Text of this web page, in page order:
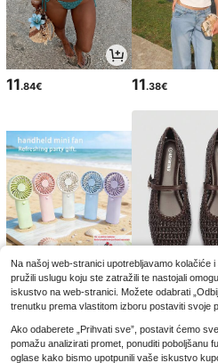
11.84€ 11.38€
4.32€ 17.80€
Na našoj web-stranici upotrebljavamo kolačiće
pružili uslugu koju ste zatražili te nastojali
iskustvo na web-stranici. Možete odabrati
trenutku prema vlastitom izboru postaviti svoje
Ako odaberete „Prihvati sve”, postavit ćemo
pomažu analizirati promet, ponuditi poboljšanu
oglase kako bismo upotpunili vaše iskustvo